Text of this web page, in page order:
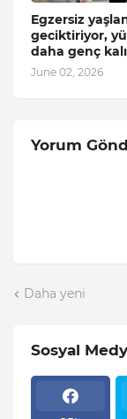
Egzersiz
geciktiriyor,
daha genç
June 02, 2026
Yorum
Daha yeni
Sosyal